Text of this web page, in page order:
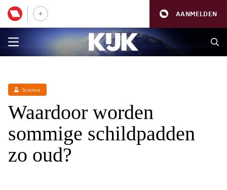
AANMELDEN
Science
Waardoor worden
sommige schildpadden
zo oud?